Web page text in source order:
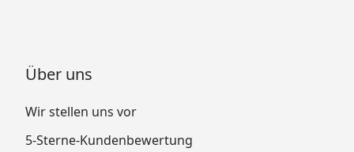
Über uns
Wir stellen uns vor
5-Sterne-Kundenbewertung